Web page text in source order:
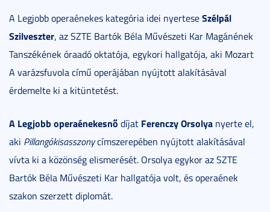
A Legjobb operaénekes kategória idei nyerteseSzélpál
Szilveszter, az SZTE Bartók Béla Művészeti Kar Magánének
Tanszékének óraadó oktatója, egykori hallgatója, aki Mozart
A varázsfuvola című operájában nyújtott alakításával
érdemelte ki a kitüntetést.
A Legjobb operaénekesnő díjat Ferenczy Orsolya nyerte el,
aki Pillangókisasszonycímszerepében nyújtott alakításával
vívta ki a közönség elismerését. Orsolya egykor az SZTE
Bartók Béla Művészeti Kar hallgatója volt, és operaének
szakon szerzett diplomát.